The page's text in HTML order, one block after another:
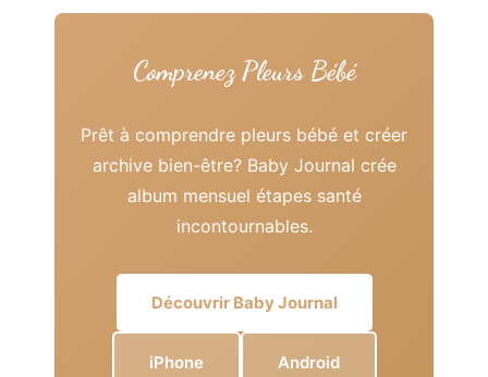
Comprenez Pleurs Bébé
Prêt à comprendre pleurs bébé et créer
archive bien-être? Baby Journal crée
album mensuel étapes santé
incontournables.
Découvrir Baby Journal
iPhone Android